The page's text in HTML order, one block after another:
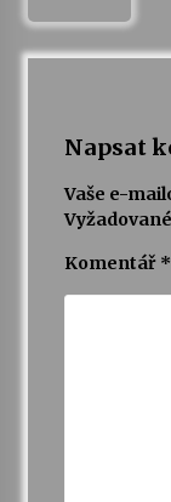
Napsat
Vaše e-
Komentář *